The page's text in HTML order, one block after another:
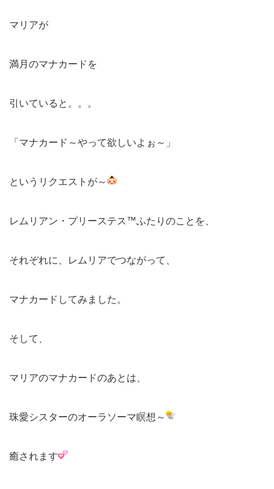
マリアが
満月のマナカードを
引いていると。。。
「マナカード～やって欲しいよぉ～」
というリクエストが～
レムリアン・プリーステス™ふたりのことを、
それぞれに、レムリアでつながって、
マナカードしてみました。
そして、
マリアのマナカードのあとは、
珠愛シスターのオーラソーマ瞑想～
癒されます